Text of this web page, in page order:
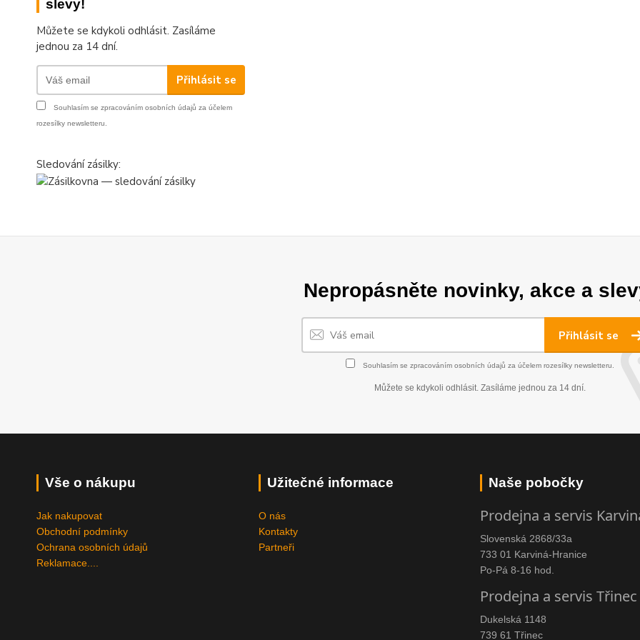
slevy!
Můžete se kdykoli odhlásit. Zasíláme
jednou za 14 dní.
Přihlásit se
Souhlasím se zpracováním osobních údajů za účelem
rozesílky newsletteru.
Sledování zásilky:
Nepropásněte novinky, akce a
Přihlásit se
Souhlasím se zpracováním osobních údajů za účelem rozesílky newsletteru.
Můžete se kdykoli odhlásit. Zasíláme jednou za 14 dní.
Vše o nákupu
Jak nakupovat
Obchodní podmínky
Ochrana osobních údajů
Reklamace....
Užitečné informace
O nás
Kontakty
Partneři
Naše pobočky
Prodejna a servis
Slovenská 2868/33a
733 01 Karviná-Hranice
Po-Pá 8-16 hod.
Prodejna a servis Třinec
Dukelská 1148
739 61 Třinec